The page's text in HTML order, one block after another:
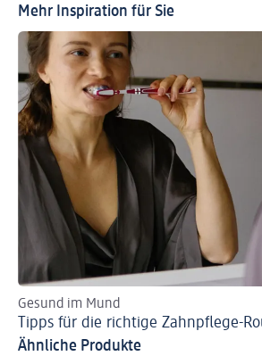
Mehr Inspiration für Sie
Gesund im Mund
Tipps für die richtige Zahnpflege-
Ähnliche Produkte